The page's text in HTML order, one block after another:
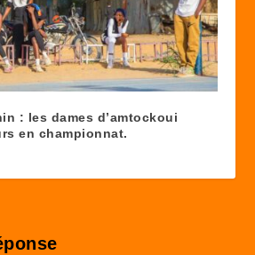
: les dames d’amtockoui
en championnat.